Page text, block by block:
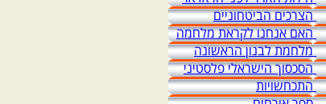
הצרכים הביטחוניים
האם אנחנו לקראת מלחמה
מלחמת לבנון הראשונה
הסכסוך הישראלי פלסטיני
התכחשויות